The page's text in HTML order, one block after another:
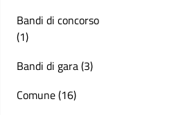
Bandi di concorso
(1)
Bandi di gara (3)
Comune (16)